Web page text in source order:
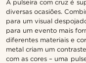
A pulseira com cruz é
diversas ocasiões.
para um visual
para um evento mais
diferentes materiais e
metal criam um
com as cores – uma